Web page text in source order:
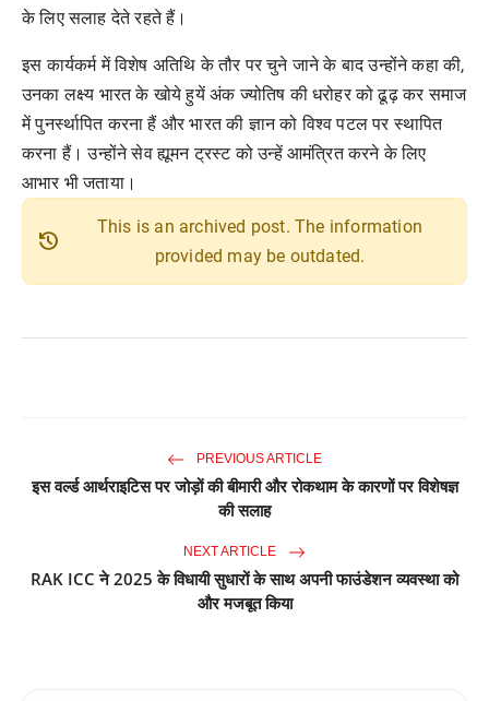
के लिए सलाह देते रहते हैं।
इस कार्यकर्म में विशेष अतिथि के तौर पर चुने जाने के बाद उन्होंने कहा की,
उनका लक्ष्य भारत के खोये हुयें अंक ज्योतिष की धरोहर को ढूढ़ कर समाज
में पुनर्स्थापित करना हैं और भारत की ज्ञान को विश्व पटल पर स्थापित
करना हैं। उन्होंने सेव ह्यूमन ट्रस्ट को उन्हें आमंत्रित करने के लिए
आभार भी जताया।
history
This is an archived post. The information
provided may be outdated.
PREVIOUS ARTICLE
इस वर्ल्ड आर्थराइटिस पर जोड़ों की बीमारी और रोकथाम के कारणों पर विशेषज्ञ
की सलाह
NEXT ARTICLE
RAK ICC ने 2025 के विधायी सुधारों के साथ अपनी फाउंडेशन व्यवस्था को
और मजबूत किया